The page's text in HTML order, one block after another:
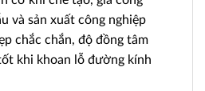
và sản xuất công nghiệp
chắc chắn, độ đồng tâm
khi khoan lỗ đường kính